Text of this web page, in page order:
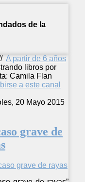
de la
A partir de 6 años
libros por
Camila Flan
a este canal
20 Mayo 2015
grave de